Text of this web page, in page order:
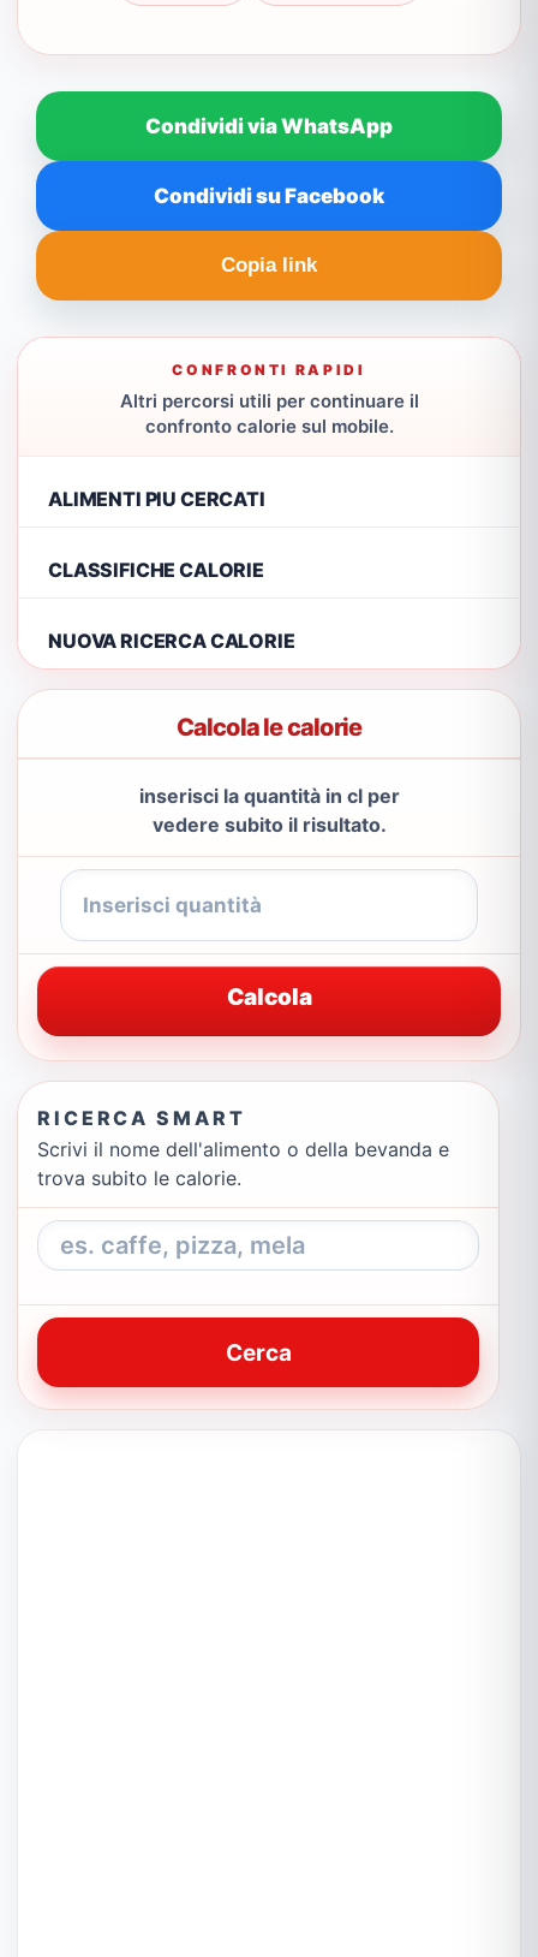
Condividi via WhatsApp
Condividi su Facebook
Copia link
CONFRONTI RAPIDI
Altri percorsi utili per continuare il
confronto calorie sul mobile.
ALIMENTI PIU CERCATI
CLASSIFICHE CALORIE
NUOVA RICERCA CALORIE
Calcola le calorie
inserisci la quantità in cl per
vedere subito il risultato.
Calcola
RICERCA SMART
Scrivi il nome dell'alimento o della bevanda e
trova subito le calorie.
Cerca